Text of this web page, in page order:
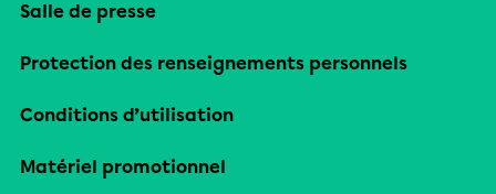
Salle de presse
Protection des renseignements personnels
Conditions d’utilisation
Matériel promotionnel